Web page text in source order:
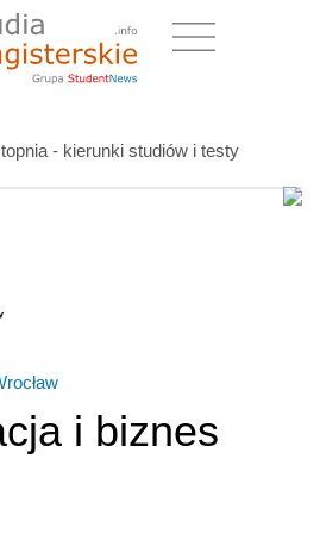
- kierunki studiów i testy
i biznes